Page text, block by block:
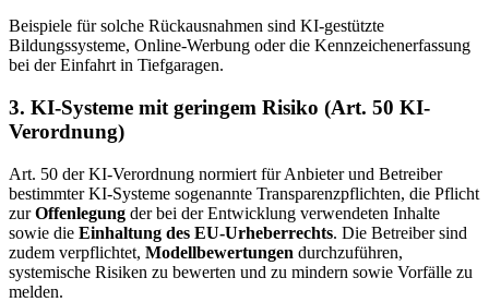
Beispiele für solche Rückausnahmen sind KI-gestützte
Bildungssysteme, Online-Werbung oder die Kennzeichenerfassung
bei der Einfahrt in Tiefgaragen.
3. KI-Systeme mit geringem Risiko (Art. 50 KI-
Verordnung)
Art. 50 der KI-Verordnung normiert für Anbieter und Betreiber
bestimmter KI-Systeme sogenannte Transparenzpflichten, die Pflicht
zurOffenlegung der bei der Entwicklung verwendeten Inhalte
sowie die Einhaltung des EU-Urheberrechts. Die Betreiber sind
zudem verpflichtet, Modellbewertungen durchzuführen,
systemische Risiken zu bewerten und zu mindern sowie Vorfälle zu
melden.